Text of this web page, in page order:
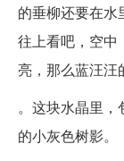
的垂柳还要在水
往上看吧，空中
亮，那么蓝汪汪
。这块水晶里
的小灰色树影。